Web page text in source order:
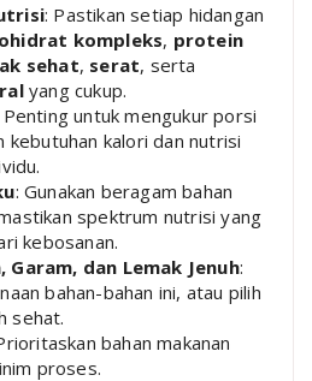
: Pastikan setiap hidangan
kompleks, protein
sehat, serat, serta
yang cukup.
Penting untuk mengukur porsi
kebutuhan kalori dan nutrisi
: Gunakan beragam bahan
spektrum nutrisi yang
kebosanan.
Garam, dan Lemak Jenuh:
bahan-bahan ini, atau pilih
sehat.
bahan makanan
proses.